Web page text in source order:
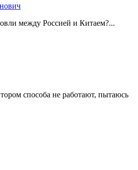
между Россией и Китаем?...
способа не работают, пытаюсь